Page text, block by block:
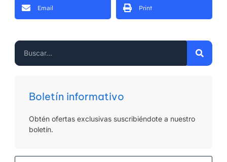
Email Print
Boletín informativo
Obtén ofertas exclusivas suscribiéndote a nuestro
boletín.